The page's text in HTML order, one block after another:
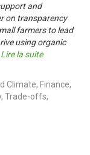
and
on transparency
farmers to lead
using organic
Lire la suite
Climate, Finance,
Trade-offs,